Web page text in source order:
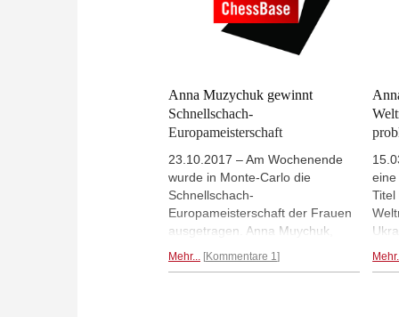
Anna Muzychuk gewinnt
Schnellschach-
Europameisterschaft
23.10.2017 – Am Wochenende
wurde in Monte-Carlo die
Schnellschach-
Europameisterschaft der Frauen
ausgetragen. Anna Muychuk,
Disziplin, gewann. Elisabeth
Mehr... Kommentare 1
eine
Titel
Tan